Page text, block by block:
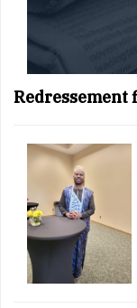
Redressement